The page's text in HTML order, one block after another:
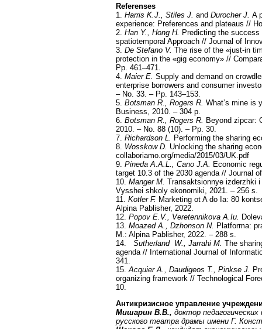
Referenses
1. Harris K.J., Stiles J. and Durocher J. A
experience: Preferences and plateaus //
2. Han Y., Hong H. Predicting the success
spatiotemporal Approach // Journal of
3. De Stefano V. The rise of the «just-in
protection in the «gig economy» //
Pp. 461–471.
4. Maier E. Supply and demand on
enterprise borrowers and consumer
– No. 33. – Pp. 143–153.
5. Botsman R., Rogers R. What’s mine is
Business, 2010. – 304 p.
6. Botsman R., Rogers R.
Beyond zipcar:
2010. – No. 88 (10). – Pp. 30.
7. Richardson L.
Performing the sharing
8. Wosskow D. Unlocking the sharing
collaboriamo.org/media/2015/03/UK.pdf
9. Pineda A.A.L., Cano J.A.
Economic
target 10.3 of the 2030 agenda // Journal
10. Manger M. Transaktsionnye izderzhki
Vysshei shkoly ekonomiki, 2021. – 256 s.
11. Kotler F. Marketing ot A do Ia: 80
Alpina Pablisher, 2022.
12. Popov E.V., Veretennikova A.Iu.
13. Moazed A., Dzhonson N. Platforma:
M.: Alpina Pablisher, 2022. – 288 s.
14. Sutherland W., Jarrahi M. The
agenda // International Journal of
341.
15. Acquier A., Daudigeos T., Pinkse J.
organizing framework // Technological
10.
Антикризисное управление
Мишарин В.В., доктор
русского театра драмы имени Г.